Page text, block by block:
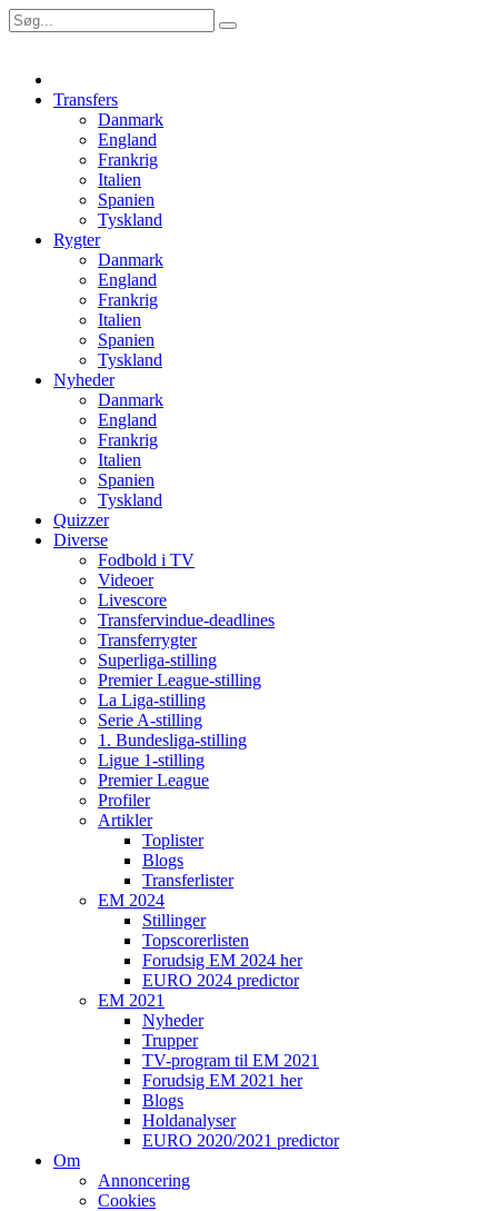
Transfers
Danmark
England
Frankrig
Italien
Spanien
Tyskland
Rygter
Danmark
England
Frankrig
Italien
Spanien
Tyskland
Nyheder
Danmark
England
Frankrig
Italien
Spanien
Tyskland
Quizzer
Diverse
Fodbold i TV
Videoer
Livescore
Transfervindue-deadlines
Transferrygter
Superliga-stilling
Premier League-stilling
La Liga-stilling
Serie A-stilling
1. Bundesliga-stilling
Ligue 1-stilling
Premier League
Profiler
Artikler
Toplister
Blogs
Transferlister
EM 2024
Stillinger
Topscorerlisten
Forudsig EM 2024 her
EURO 2024 predictor
EM 2021
Nyheder
Trupper
TV-program til EM 2021
Forudsig EM 2021 her
Blogs
Holdanalyser
EURO 2020/2021 predictor
Om
Annoncering
Cookies